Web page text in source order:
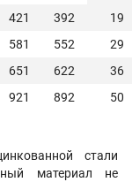
421 392
19
581 552
29
651 622
36
921 892 50
стали
материал не